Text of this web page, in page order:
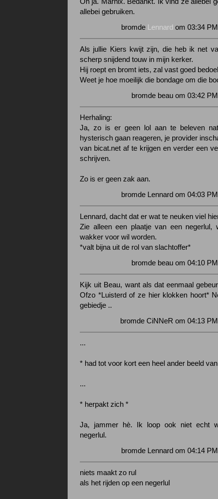
allebei gebruiken.
bromde
Lennard om 03:34
Als jullie Kiers kwijt zijn, die heb ik net
scherp snijdend touw in mijn kerker.
Hij roept en bromt iets, zal vast goed
Weet je hoe moeilijk die bondage om die
bromde beau om 03:42
Herhaling:
Ja, zo is er geen lol aan te beleven
hysterisch gaan reageren, je provider
van bicat.net af te krijgen en verder een
schrijven.
Zo is er geen zak aan.
bromde Lennard om 04:03
Lennard, dacht dat er wat te neuken viel
Zie alleen een plaatje van een negerlul,
wakker voor wil worden.
*valt bijna uit de rol van slachtoffer*
bromde beau om 04:10
Kijk uit Beau, want als dat eenmaal
Ofzo *Luisterd of ze hier klokken hoort*
gebiedje ..
bromde CiNNeR om 04:13
...
* had tot voor kort een heel ander beeld
...
* herpakt zich *
Ja, jammer hè. Ik loop ook niet echt
negerlul.
bromde Lennard om 04:14
niets maakt zo rul
als het rijden op een negerlul